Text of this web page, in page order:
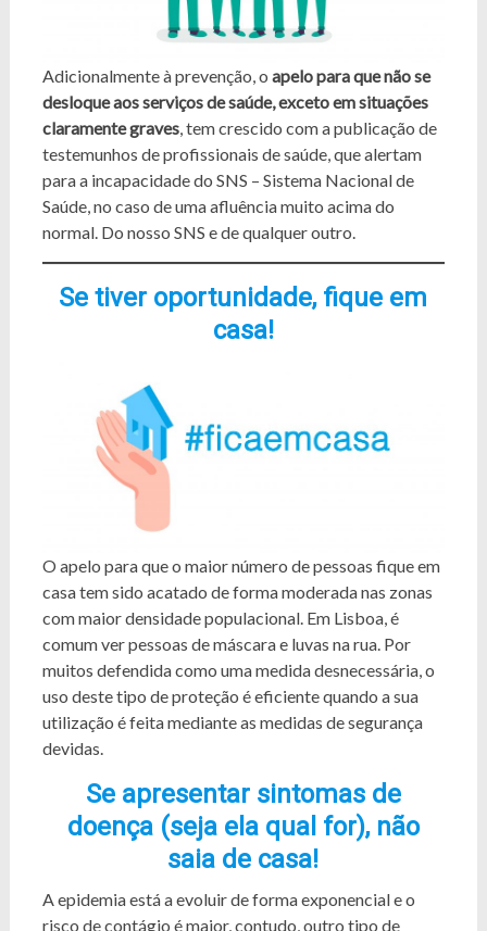
Adicionalmente à prevenção, o apelo para que não se
desloque aos serviços de saúde, exceto em situações
claramente graves, tem crescido com a publicação de
testemunhos de profissionais de saúde, que alertam
para a incapacidade do SNS – Sistema Nacional de
Saúde, no caso de uma afluência muito acima do
normal. Do nosso SNS e de qualquer outro.
Se tiver oportunidade, fique em
casa!
O apelo para que o maior número de pessoas fique em
casa tem sido acatado de forma moderada nas zonas
com maior densidade populacional. Em Lisboa, é
comum ver pessoas de máscara e luvas na rua. Por
muitos defendida como uma medida desnecessária, o
uso deste tipo de proteção é eficiente quando a sua
utilização é feita mediante as medidas de segurança
devidas.
Se apresentar sintomas de
doença (seja ela qual for), não
saia de casa!
A epidemia está a evoluir de forma exponencial e o
risco de contágio é maior, contudo, outro tipo de